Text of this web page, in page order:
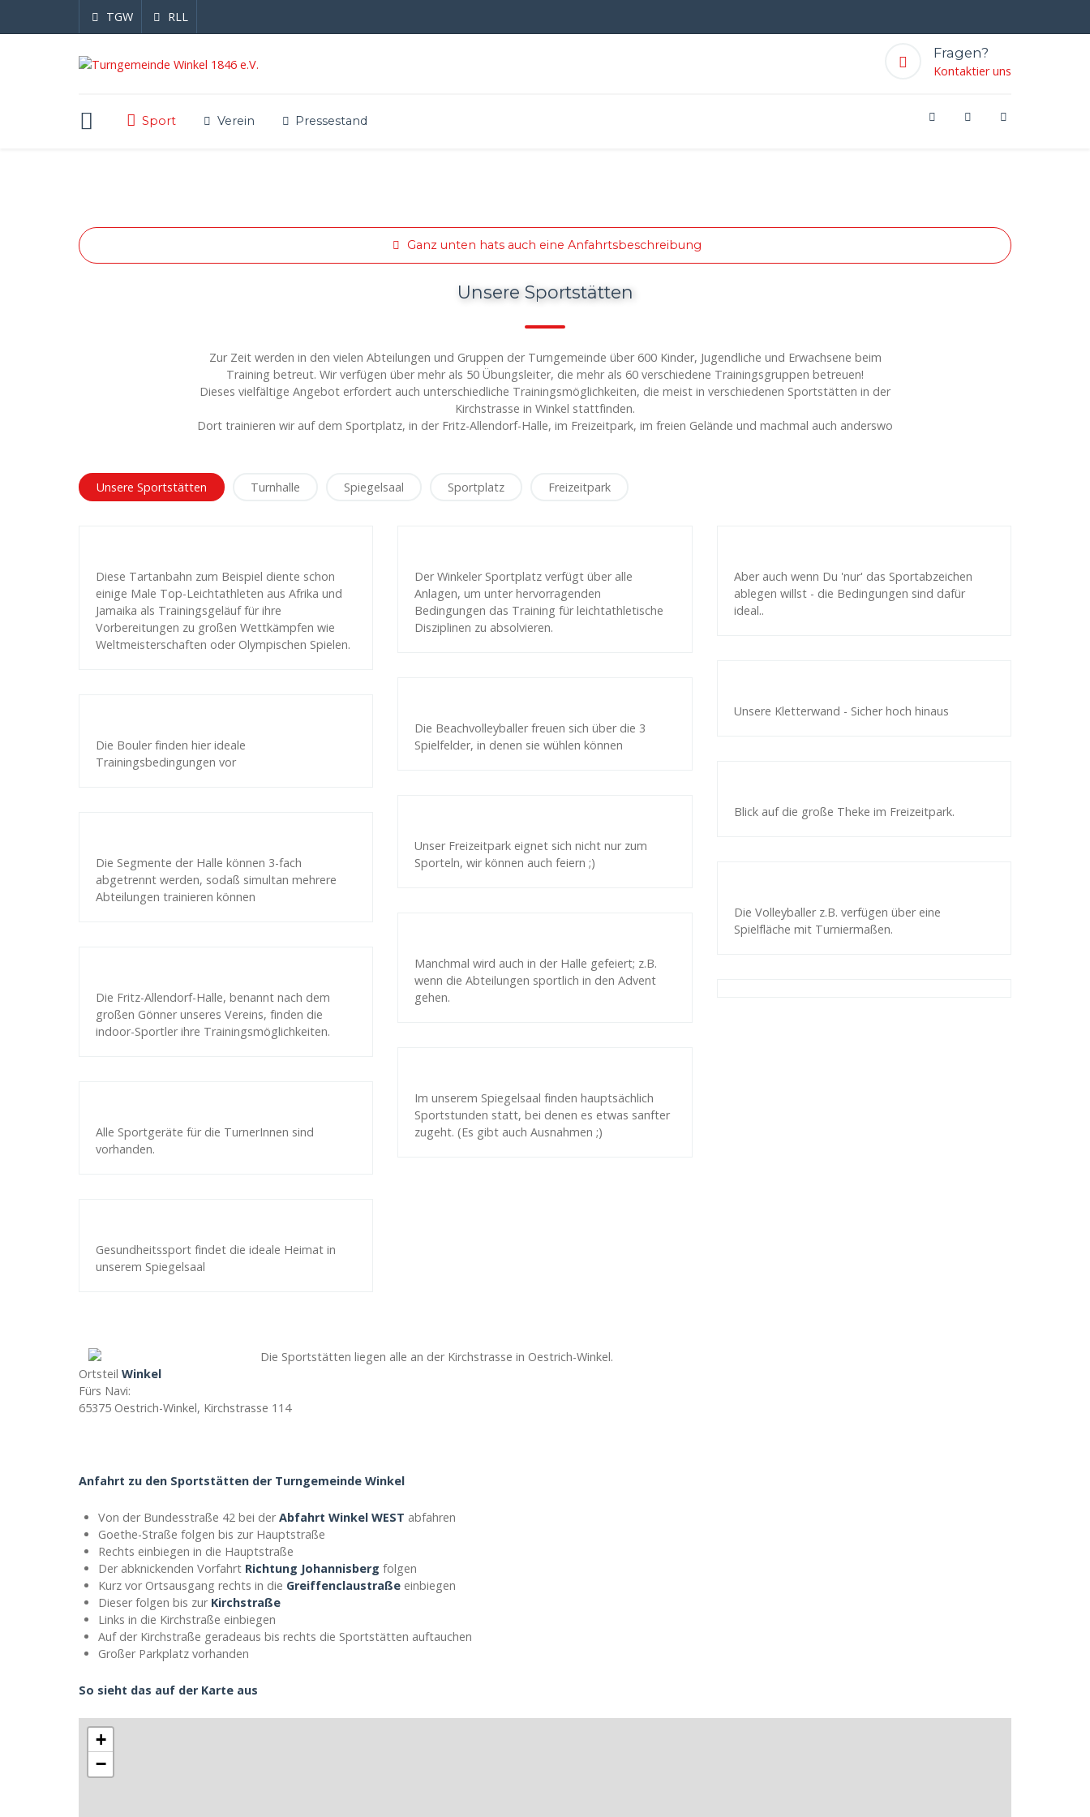
TGW RLL
Fragen?
Kontaktier uns
Sport Verein Pressestand
Ganz unten hats auch eine Anfahrtsbeschreibung
Unsere Sportstätten
Zur Zeit werden in den vielen Abteilungen und Gruppen der Turngemeinde über 600 Kinder, Jugendliche und Erwachsene beim
Training betreut. Wir verfügen über mehr als 50 Übungsleiter, die mehr als 60 verschiedene Trainingsgruppen betreuen!
Dieses vielfältige Angebot erfordert auch unterschiedliche Trainingsmöglichkeiten, die meist in verschiedenen Sportstätten in der
Kirchstrasse in Winkel stattfinden.
Dort trainieren wir auf dem Sportplatz, in der Fritz-Allendorf-Halle, im Freizeitpark, im freien Gelände und machmal auch anderswo
Unsere Sportstätten Turnhalle Spiegelsaal Sportplatz Freizeitpark
Diese Tartanbahn zum Beispiel diente schon
einige Male Top-Leichtathleten aus Afrika und
Jamaika als Trainingsgeläuf für ihre
Vorbereitungen zu großen Wettkämpfen wie
Weltmeisterschaften oder Olympischen Spielen.
Der Winkeler Sportplatz verfügt über alle
Anlagen, um unter hervorragenden
Bedingungen das Training für leichtathletische
Disziplinen zu absolvieren.
Aber auch wenn Du 'nur' das Sportabzeichen
ablegen willst - die Bedingungen sind dafür
ideal..
Die Bouler finden hier ideale
Trainingsbedingungen vor
Die Beachvolleyballer freuen sich über die 3
Spielfelder, in denen sie wühlen können
Unsere Kletterwand - Sicher hoch hinaus
Die Segmente der Halle können 3-fach
abgetrennt werden, sodaß simultan mehrere
Abteilungen trainieren können
Unser Freizeitpark eignet sich nicht nur zum
Sporteln, wir können auch feiern ;)
Blick auf die große Theke im Freizeitpark.
Die Fritz-Allendorf-Halle, benannt nach dem
großen Gönner unseres Vereins, finden die
indoor-Sportler ihre Trainingsmöglichkeiten.
Manchmal wird auch in der Halle gefeiert; z.B.
wenn die Abteilungen sportlich in den Advent
gehen.
Die Volleyballer z.B. verfügen über eine
Spielfläche mit Turniermaßen.
Alle Sportgeräte für die TurnerInnen sind
vorhanden.
Im unserem Spiegelsaal finden hauptsächlich
Sportstunden statt, bei denen es etwas sanfter
zugeht. (Es gibt auch Ausnahmen ;)
Gesundheitssport findet die ideale Heimat in
unserem Spiegelsaal
Die Sportstätten liegen alle an der Kirchstrasse in Oestrich-Winkel.
Ortsteil Winkel
Fürs Navi:
65375 Oestrich-Winkel, Kirchstrasse 114
Anfahrt zu den Sportstätten der Turngemeinde Winkel
Von der Bundesstraße 42 bei derAbfahrt Winkel WEST abfahren
Goethe-Straße folgen bis zur Hauptstraße
Rechts einbiegen in die Hauptstraße
Der abknickenden Vorfahrt Richtung Johannisberg folgen
Kurz vor Ortsausgang rechts in die Greiffenclaustraße einbiegen
Dieser folgen bis zur Kirchstraße
Links in die Kirchstraße einbiegen
Auf der Kirchstraße geradeaus bis rechts die Sportstätten auftauchen
Großer Parkplatz vorhanden
So sieht das auf der Karte aus
+
−